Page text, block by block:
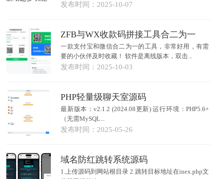
发布时间：2025-10-07
ZFB与WX收款码拼接工具合二为一
一款支付宝和微信合二为一的工具，非常好用，有需
要的小伙伴及时收藏！ 软件是离线版本，双击...
发布时间：2025-10-03
PHP轻量级聊天室源码
最新版本：v2.1.2 (2024.08更新) 运行环境：PHP5.6+
（无需MySQL...
发布时间：2025-05-26
域名防红跳转系统源码
1.上传源码到网站根目录 2.跳转目标地址在inex.php文